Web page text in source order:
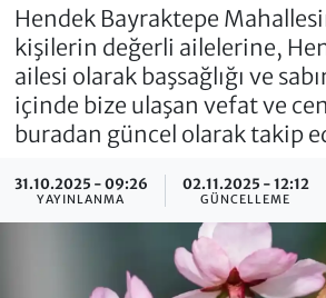
Hendek Bayraktepe
kişilerin değerli ailelerine,
ailesi olarak başsağlığı ve
içinde bize ulaşan vefat ve
buradan güncel olarak takip
31.10.2025 - 09:26
YAYINLANMA
02.11.2025 - 12:12
GÜNCELLEME
Vefat Edenler
Hendek Haber Reklam
Künye
İletişim
Son Dakika Haberleri
Haber Arşivi